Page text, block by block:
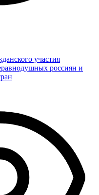
участия
россиян и